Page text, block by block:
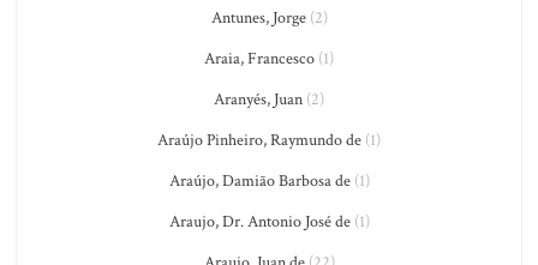
Antunes, Jorge(2)
Araia, Francesco (1)
Aranyés, Juan (2)
Araújo Pinheiro, Raymundo de (1)
Araújo, Damião Barbosa de(1)
Araujo, Dr. Antonio José de(1)